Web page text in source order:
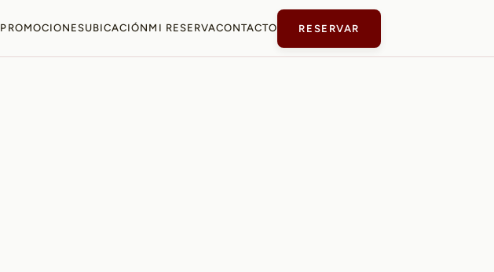
PROMOCIONESUBICACIÓN MI RESERVACONTACTO RESERVAR